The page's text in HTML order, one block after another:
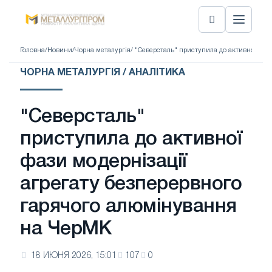
Головна/ Новини/Чорна металургія/ "Северсталь" приступила до активної
ЧОРНА МЕТАЛУРГІЯ / АНАЛІТИКА
"Северсталь"
приступила до активної
фази модернізації
агрегату безперервного
гарячого алюмінування
на ЧерМК
18 ИЮНЯ 2026, 15:01 107 0